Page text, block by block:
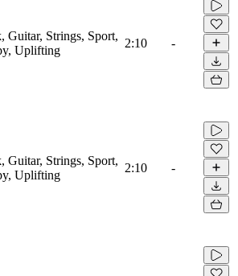
Guitar, Strings, Sport,
Uplifting
2:10 -
Guitar, Strings, Sport,
Uplifting
2:10 -